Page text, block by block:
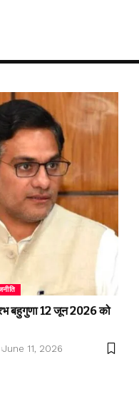
बहुगुणा 12 जून 2026 को
June 11, 2026